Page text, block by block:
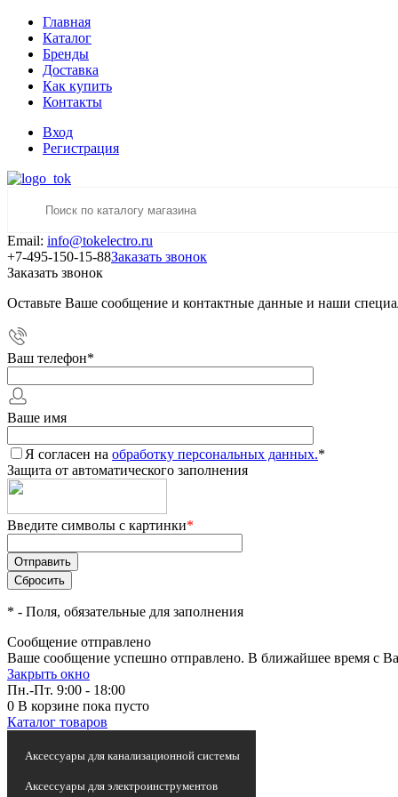
Главная
Каталог
Бренды
Доставка
Как купить
Контакты
Вход
Регистрация
Email: info@tokelectro.ru
+7-495-150-15-88Заказать звонок
Заказать звонок
Оставьте Ваше сообщение и контактные данные и наши
Ваш телефон*
Ваше имя
Я согласен на обработку персональных данных.*
Защита от автоматического заполнения
Введите символы с картинки*
* - Поля, обязательные для заполнения
Сообщение отправлено
Ваше сообщение успешно отправлено. В ближайшее время с
Закрыть окно
Пн.-Пт. 9:00 - 18:00
0 В корзине пока пусто
Каталог товаров
Аксессуары для канализационной системы
Аксессуары для электроинструментов